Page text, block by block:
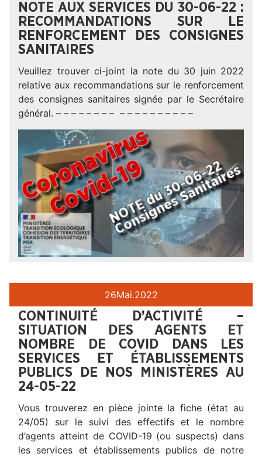
NOTE AUX SERVICES DU 30-06-22 :
RECOMMANDATIONS SUR LE
RENFORCEMENT DES CONSIGNES
SANITAIRES
Veuillez trouver ci-joint la note du 30 juin 2022
relative aux recommandations sur le renforcement
des consignes sanitaires signée par le Secrétaire
général. – – – – – – – – – – – – – – – – – –
26Mai.2022
CONTINUITÉ D’ACTIVITÉ –
SITUATION DES AGENTS ET
NOMBRE DE COVID DANS LES
SERVICES ET ÉTABLISSEMENTS
PUBLICS DE NOS MINISTÈRES AU
24-05-22
Vous trouverez en pièce jointe la fiche (état au
24/05) sur le suivi des effectifs et le nombre
d’agents atteint de COVID-19 (ou suspects) dans
les services et établissements publics de notre